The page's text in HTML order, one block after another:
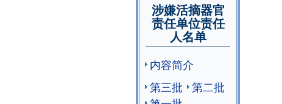
涉嫌活摘器官
责任单位责任
人名单
内容简介
第三批
第二批